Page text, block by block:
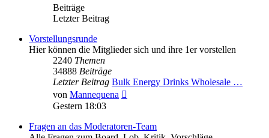
Beiträge
Letzter Beitrag
Vorstellungsrunde
Hier können die Mitglieder sich und ihre 1er vorstellen
2240 Themen
34888 Beiträge
Letzter Beitrag Bulk Energy Drinks Wholesale …
von Mannequena
Gestern 18:03
Fragen an das Moderatoren-Team